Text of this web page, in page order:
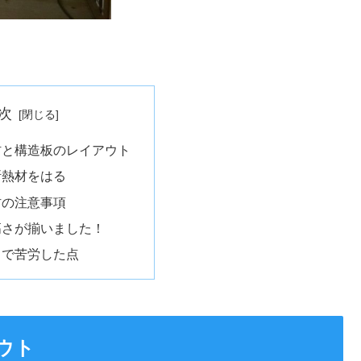
構造板のレイアウト
材をはる
注意事項
が揃いました！
苦労した点
ト